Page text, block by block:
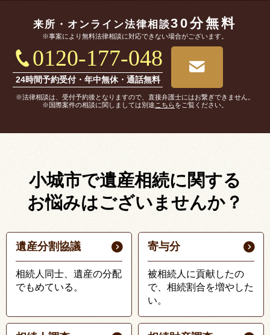
来所・オンライン法律相談30分無料
※事案により無料法律相談に対応できない場合がございます。
0120-177-048
24時間予約受付・年中無休・通話無料
※法律相談は、受付予約後となりますので、直接弁護士にはお繋ぎできません。
※国際案件の相談に関しましては別途 こちらをご覧ください。
小城市で遺産相続に関する
お悩みはございませんか？
遺産分割協議
相続人同士、遺産の分配
でもめている。
寄与分
被相続人に貢献したの
で、相続割合を増やした
い。